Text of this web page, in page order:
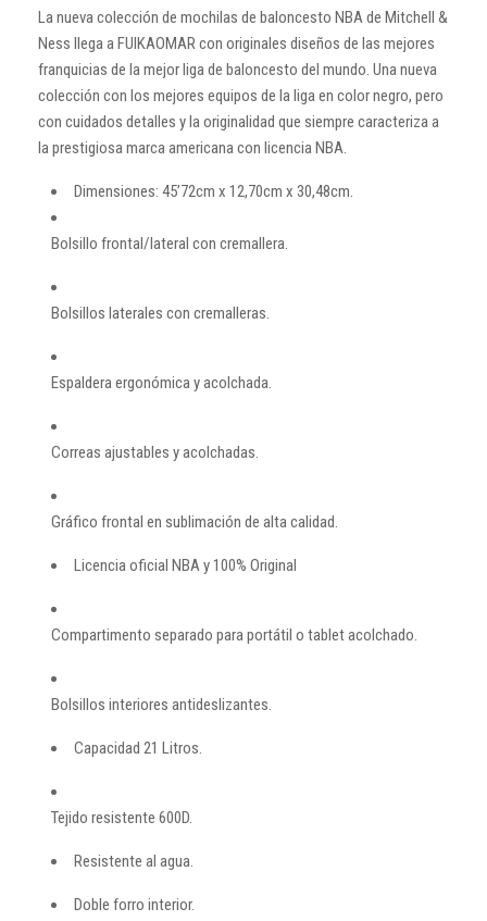
La nueva colección de mochilas de baloncesto NBA de Mitchell &
Ness llega a FUIKAOMAR con originales diseños de las mejores
franquicias de la mejor liga de baloncesto del mundo. Una nueva
colección con los mejores equipos de la liga en color negro, pero
con cuidados detalles y la originalidad que siempre caracteriza a
la prestigiosa marca americana con licencia NBA.
Dimensiones: 45’72cm x 12,70cm x 30,48cm.
Bolsillo frontal/lateral con cremallera.
Bolsillos laterales con cremalleras.
Espaldera ergonómica y acolchada.
Correas ajustables y acolchadas.
Gráfico frontal en sublimación de alta calidad.
Licencia oficial NBA y 100% Original
Compartimento separado para portátil o tablet acolchado.
Bolsillos interiores antideslizantes.
Capacidad 21 Litros.
Tejido resistente 600D.
Resistente al agua.
Doble forro interior.